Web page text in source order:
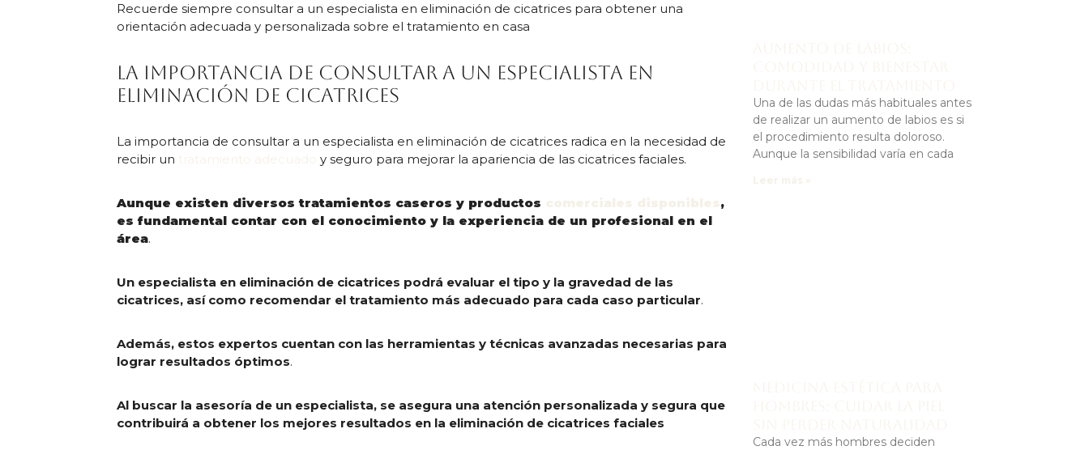
Recuerde siempre consultar a un especialista en eliminación de cicatrices para obtener una
orientación adecuada y personalizada sobre el tratamiento en casa
La importancia de consultar a un especialista en
eliminación de cicatrices
La importancia de consultar a un especialista en eliminación de cicatrices radica en la necesidad de
recibir un
y seguro para mejorar la apariencia de las cicatrices faciales.
Aunque existen diversos tratamientos caseros y productos
,
es fundamental contar con el conocimiento y la experiencia de un profesional en el
área.
Un especialista en eliminación de cicatrices podrá evaluar el tipo y la gravedad de las
cicatrices, así como recomendar el tratamiento más adecuado para cada caso particular.
Además, estos expertos cuentan con las herramientas y técnicas avanzadas necesarias para
lograr resultados óptimos.
Al buscar la asesoría de un especialista, se asegura una atención personalizada y segura que
contribuirá a obtener los mejores resultados en la eliminación de cicatrices faciales
Una de las dudas más habituales antes
de realizar un aumento de labios es si
el procedimiento resulta doloroso.
Aunque la sensibilidad varía en cada
Cada vez más hombres deciden